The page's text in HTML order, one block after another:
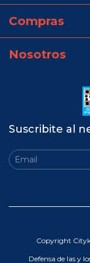
Compras
Nosotros
Suscribite al
Copyright
Defensa de las y